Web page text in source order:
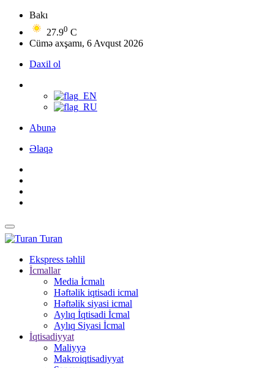
Bakı
27.90 C
Cümə axşamı, 6 Avqust 2026
Daxil ol
Abunə
Əlaqə
Turan
Ekspress təhlil
İcmallar
Media İcmalı
Həftəlik iqtisadi icmal
Həftəlik siyasi icmal
Aylıq İqtisadi İcmal
Aylıq Siyasi İcmal
İqtisadiyyat
Maliyyə
Makroiqtisadiyyat